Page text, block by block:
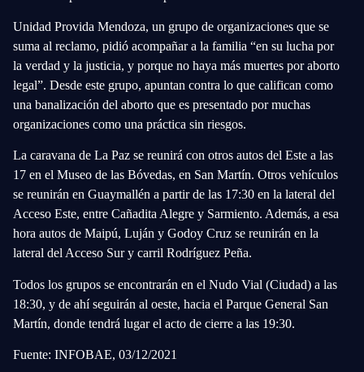
Unidad Provida Mendoza, un grupo de organizaciones que se
suma al reclamo, pidió acompañar a la familia “en su lucha por
la verdad y la justicia, y porque no haya más muertes por aborto
legal”. Desde este grupo, apuntan contra lo que califican como
una banalización del aborto que es presentado por muchas
organizaciones como una práctica sin riesgos.
La caravana de La Paz se reunirá con otros autos del Este a las
17 en el Museo de las Bóvedas, en San Martín. Otros vehículos
se reunirán en Guaymallén a partir de las 17:30 en la lateral del
Acceso Este, entre Cañadita Alegre y Sarmiento. Además, a esa
hora autos de Maipú, Luján y Godoy Cruz se reunirán en la
lateral del Acceso Sur y carril Rodríguez Peña.
Todos los grupos se encontrarán en el Nudo Vial (Ciudad) a las
18:30, y de ahí seguirán al oeste, hacia el Parque General San
Martín, donde tendrá lugar el acto de cierre a las 19:30.
Fuente: INFOBAE, 03/12/2021